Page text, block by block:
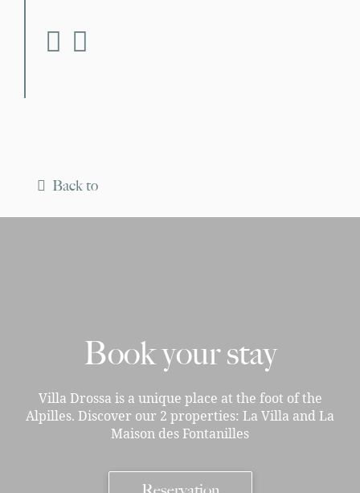
fab fa-facebook
Back to
Book your stay
Villa Drossa is a unique place at the foot of the
Alpilles. Discover our 2 properties: La Villa and La
Maison des Fontanilles